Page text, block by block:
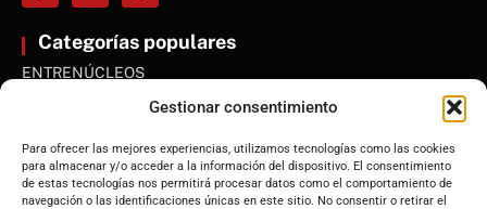
Gestionar consentimiento
Para ofrecer las mejores experiencias, utilizamos tecnologías como las cookies
para almacenar y/o acceder a la información del dispositivo. El consentimiento
de estas tecnologías nos permitirá procesar datos como el comportamiento de
navegación o las identificaciones únicas en este sitio. No consentir o retirar el
Categorías populares
ENTRENÚCLEOS
Andalucía
Internacional